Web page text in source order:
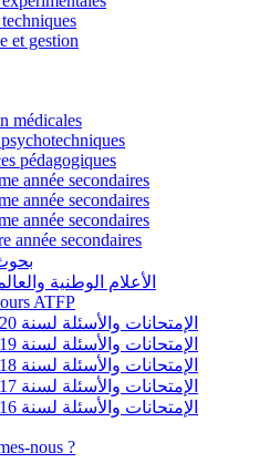
et gestion
médicales
pédagogiques
année secondaires
année secondaires
année secondaires
année secondaires
الأعلام الوطنية
ATFP
الإمتحانات والأسئلة لسنة 2020
الإمتحانات والأسئلة لسنة 2019
الإمتحانات والأسئلة لسنة 2018
الإمتحانات والأسئلة لسنة 2017
الإمتحانات والأسئلة لسنة 2016
nous ?